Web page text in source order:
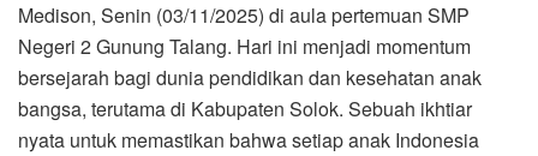
Medison, Senin (03/11/2025) di aula pertemuan SMP
Negeri 2 Gunung Talang. Hari ini menjadi momentum
bersejarah bagi dunia pendidikan dan kesehatan anak
bangsa, terutama di Kabupaten Solok. Sebuah ikhtiar
nyata untuk memastikan bahwa setiap anak Indonesia